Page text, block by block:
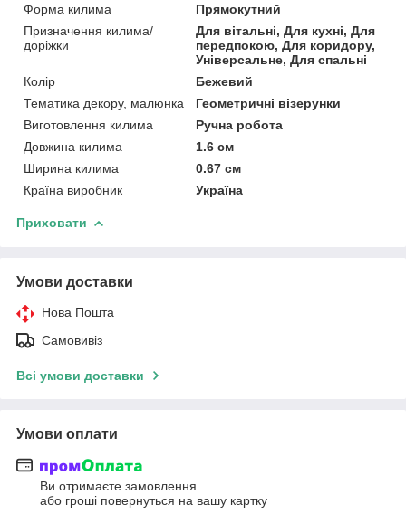
Форма килима
Прямокутний
Призначення килима/
доріжки
Для вітальні, Для кухні, Для
передпокою, Для коридору,
Універсальне, Для спальні
Колір
Бежевий
Тематика декору, малюнка
Геометричні візерунки
Виготовлення килима
Ручна робота
Довжина килима
1.6 см
Ширина килима
0.67 см
Країна виробник
Україна
Приховати
Умови доставки
Нова Пошта
Самовивіз
Всі умови доставки
Умови оплати
Ви отримаєте замовлення
або гроші повернуться на вашу картку